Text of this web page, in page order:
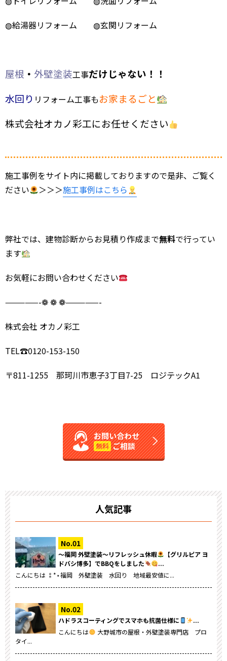
◍給湯器リフォーム ◍玄関リフォーム
屋根 ・ 外壁塗装工事だけじゃない！！
水回り リフォーム工事もお家まるごと
株式会社オカノ彩工にお任せください
施工事例をサイト内に掲載しておりますので是非、ご覧く
ださい
＞＞＞施工事例はこちら
弊社では、建物診断からお見積り作成まで無料で行ってい
ます
お気軽にお問い合わせください
—————-❁ ❁ ❁—————-
株式会社 オカノ彩工
TEL☎︎0120-153-150
〒811-1255 那珂川市恵子3丁目7-25 ロジテックA1
お問い合わせ
無料 ご相談
人気記事
～福岡 外壁塗装～リフレッシュ休暇
【グリルピア ヨ
ドバシ博多】でBBQをしました
...
こんにちは ⁑*⋆福岡 外壁塗装 水回り 地域最安値に...
ハドラスコーティングでスマホも抗菌仕様に
...
こんにちは
大野城市の屋根・外壁塗装専門店 プロ
タイ...